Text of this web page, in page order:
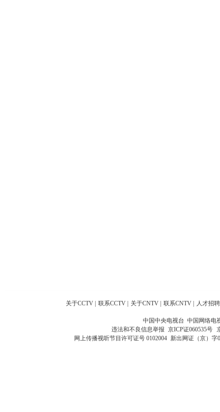
关于CCTV 联系CCTV 关于CNTV 联系CNTV 人才招聘
中国中央电视台 中国网络电
违法和不良信息举报 京ICP证060535号
网上传播视听节目许可证号 0102004 新出网证（京）